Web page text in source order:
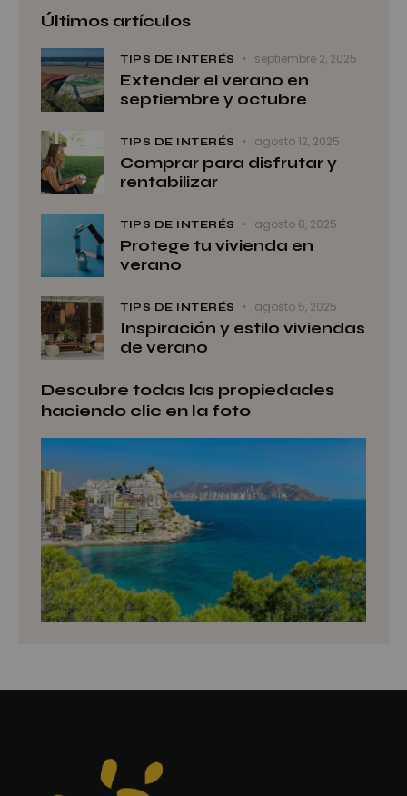
Últimos artículos
TIPS DE INTERÉS septiembre 2, 2025
Extender el verano en
septiembre y octubre
TIPS DE INTERÉS agosto 12, 2025
Comprar para disfrutar y
rentabilizar
TIPS DE INTERÉS agosto 8, 2025
Protege tu vivienda en
verano
TIPS DE INTERÉS agosto 5, 2025
Inspiración y estilo viviendas
de verano
Descubre todas las propiedades
haciendo clic en la foto